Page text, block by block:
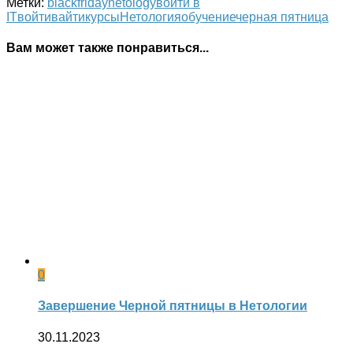
ITвойтивайтикурсыНетологияобучениечерная пятница
Вам может также понравиться...
0
Завершение Черной пятницы в Нетологии
30.11.2023